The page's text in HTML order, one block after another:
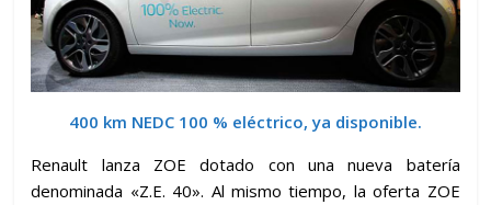
400 km NEDC 100 % eléctrico, ya disponible.
Renault lanza ZOE dotado con una nueva batería
denominada «Z.E. 40». Al mismo tiempo, la oferta ZOE